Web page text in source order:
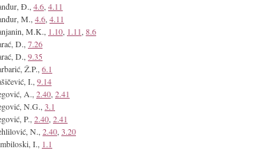
Đ., 4.6 4.11
M., 4.6 4.11
M.K., 1.10 1.11 8.6
D., 7.26
D., 9.35
Ž.P., 6.1
I., 9.14
A., 2.40 2.41
N.G., 3.1
P., 2.40 2.41
N., 2.40 3.20
I., 1.1